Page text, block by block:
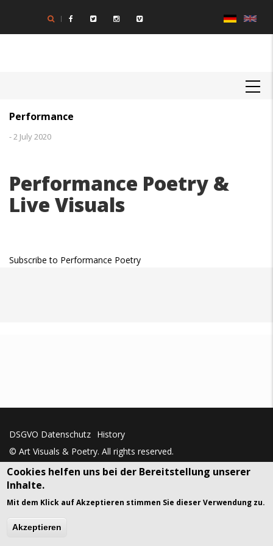
Inhalt
Performance
-2 July 2020
Performance Poetry &
Live Visuals
Subscribe to Performance Poetry
DSGVO Datenschutz History
© Art Visuals & Poetry. All rights reserved.
gavias
Cookies helfen uns bei der Bereitstellung unserer
Inhalte.
Mit dem Klick auf Akzeptieren stimmen Sie dieser Verwendung zu.
Akzeptieren